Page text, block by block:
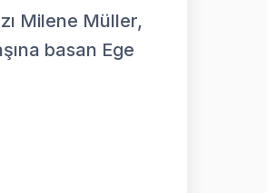
Milene Müller,
basan Ege